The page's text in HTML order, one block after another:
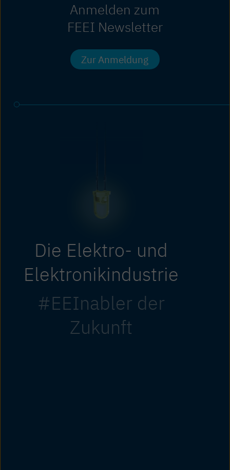
Anmelden zum
FEEI Newsletter
Zur Anmeldung
Die Elektro- und
Elektronikindustrie
#EEInabler der
Zukunft